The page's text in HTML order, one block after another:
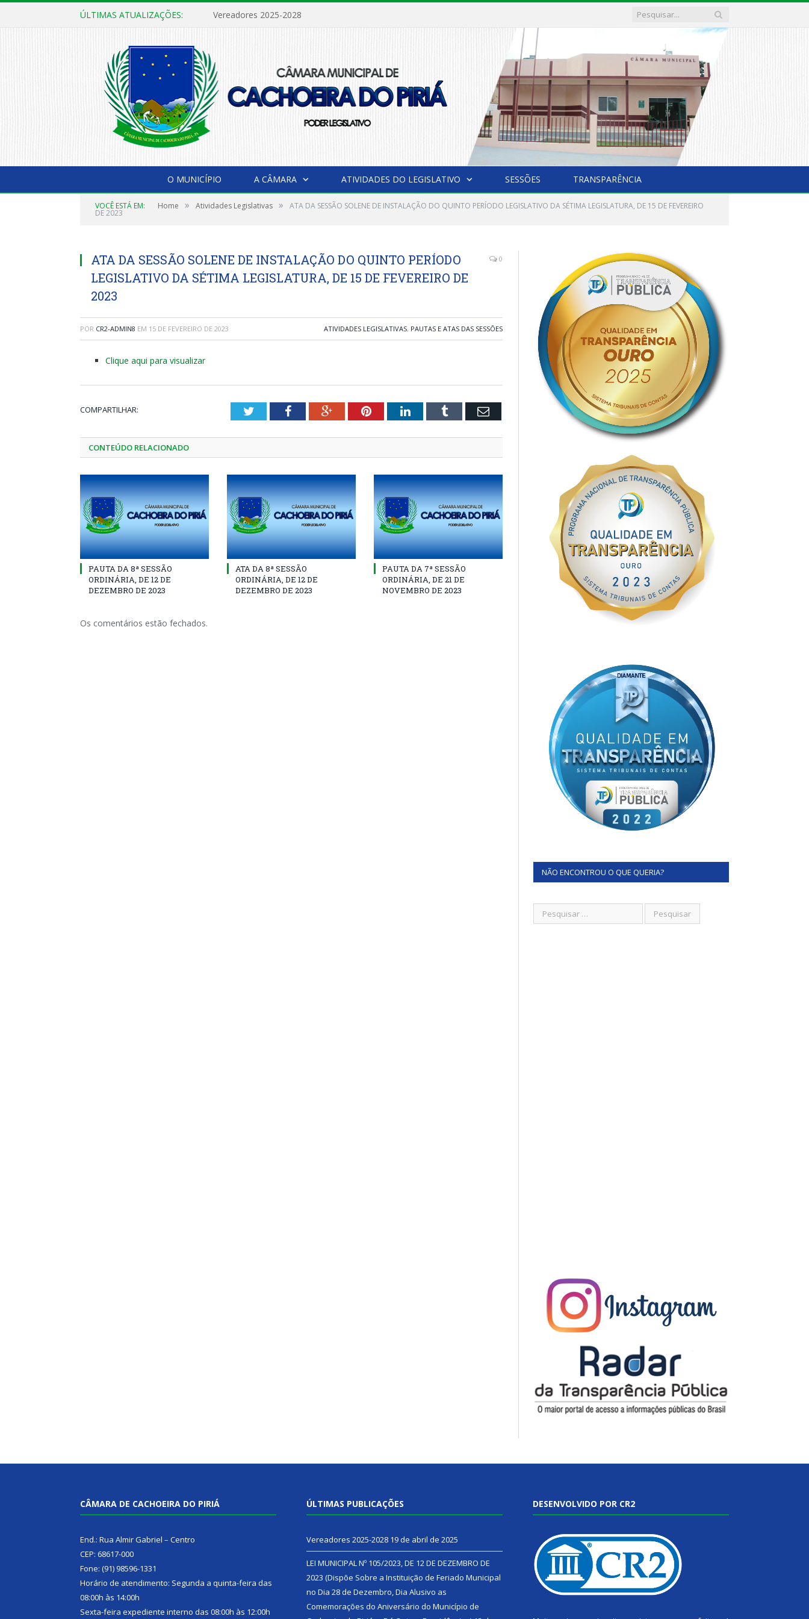
ÚLTIMAS ATUALIZAÇÕES: Vereadores 2025-2028
O MUNICÍPIO A CÂMARA ATIVIDADES DO LEGISLATIVO SESSÕES TRANSPARÊNCIA
VOCÊ ESTÁ EM: Home » Atividades Legislativas » ATA DA SESSÃO SOLENE DE INSTALAÇÃO DO QUINTO PERÍODO LEGISLATIVO DA SÉTIMA LEGISLATURA, DE 15 DE FEVEREIRO
DE 2023
ATA DA SESSÃO SOLENE DE INSTALAÇÃO DO QUINTO PERÍODO
LEGISLATIVO DA SÉTIMA LEGISLATURA, DE 15 DE FEVEREIRO DE
2023
0
POR CR2-ADMIN8 EM 15 DE FEVEREIRO DE 2023 ATIVIDADES LEGISLATIVAS, PAUTAS E ATAS DAS SESSÕES
Clique aqui para visualizar
COMPARTILHAR: TwitterFacebookGoogle+PinterestLinkedInTumblr Email
CONTEÚDO RELACIONADO
PAUTA DA 8ª SESSÃO
ORDINÁRIA, DE 12 DE
DEZEMBRO DE 2023
ATA DA 8ª SESSÃO
ORDINÁRIA, DE 12 DE
DEZEMBRO DE 2023
PAUTA DA 7ª SESSÃO
ORDINÁRIA, DE 21 DE
NOVEMBRO DE 2023
Os comentários estão fechados.
NÃO ENCONTROU O QUE QUERIA?
CÂMARA DE CACHOEIRA DO PIRIÁ
End.: Rua Almir Gabriel – Centro
CEP: 68617-000
Fone: (91) 98596-1331
Horário de atendimento: Segunda a quinta-feira das
08:00h às 14:00h
Sexta-feira expediente interno das 08:00h às 12:00h
ÚLTIMAS PUBLICAÇÕES
Vereadores 2025-2028 19 de abril de 2025
LEI MUNICIPAL Nº 105/2023, DE 12 DE DEZEMBRO DE
2023 (Dispõe Sobre a Instituição de Feriado Municipal
no Dia 28 de Dezembro, Dia Alusivo as
Comemorações do Aniversário do Município de
DESENVOLVIDO POR CR2